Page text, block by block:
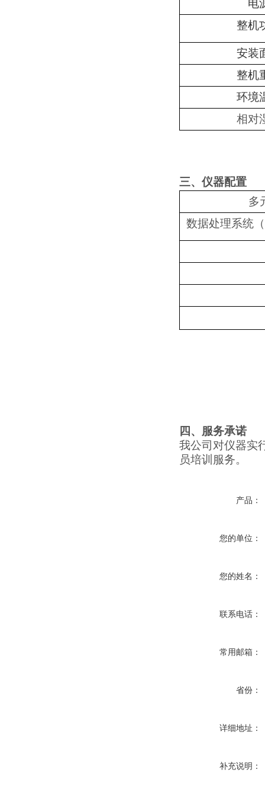
电
整机
安装
整机
环境
相对
三、仪器配置
多
数据处理系统
四、服务承诺
我公司对仪器实
员培训服务。
产品：
您的单位：
您的姓名：
联系电话：
常用邮箱：
省份：
详细地址：
补充说明：